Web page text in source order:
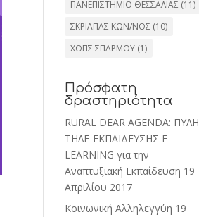
ΠΑΝΕΠΙΣΤΗΜΙΟ ΘΕΣΣΑΛΙΑΣ (11)
ΣΚΡΙΑΠΑΣ ΚΩΝ/ΝΟΣ (10)
ΧΟΠΣ ΣΠΑΡΜΟΥ (1)
Πρόσφατη
δραστηριότητα
RURAL DEAR AGENDA: ΠΥΛΗ
ΤΗΛΕ-ΕΚΠΑΙΔΕΥΣΗΣ E-
LEARNING για την
Αναπτυξιακή Εκπαίδευση 19
Απριλίου 2017
Κοινωνική Αλληλεγγύη 19